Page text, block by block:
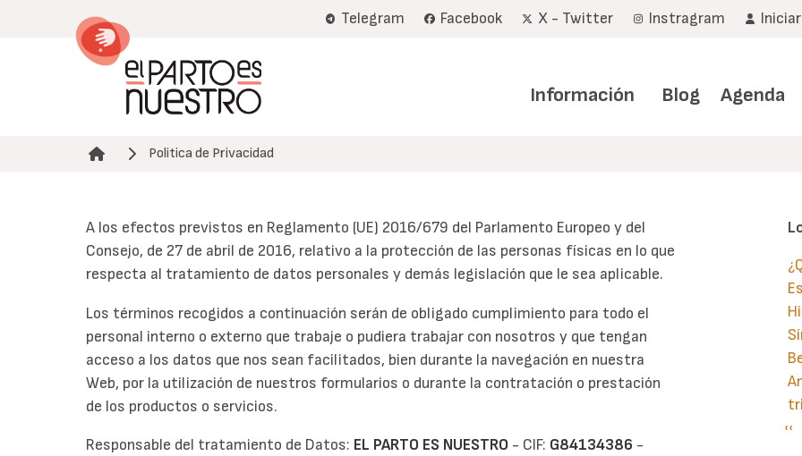
Telegram Facebook X - Twitter Instragram
Información Blog Agenda
Ruta de navegación
Politica de Privacidad
A los efectos previstos en Reglamento (UE) 2016/679 del Parlamento Europeo y del
Consejo, de 27 de abril de 2016, relativo a la protección de las personas físicas en lo que
respecta al tratamiento de datos personales y demás legislación que le sea aplicable.
Los términos recogidos a continuación serán de obligado cumplimiento para todo el
personal interno o externo que trabaje o pudiera trabajar con nosotros y que tengan
acceso a los datos que nos sean facilitados, bien durante la navegación en nuestra
Web, por la utilización de nuestros formularios o durante la contratación o prestación
de los productos o servicios.
Responsable del tratamiento de Datos: EL PARTO ES NUESTRO - CIF: G84134386 -
‹‹